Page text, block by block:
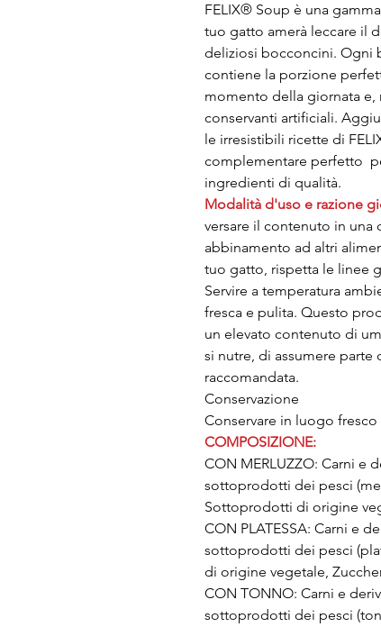
FELIX® Soup è una
tuo gatto amerà leccare il
deliziosi bocconcini. Ogni
contiene la porzione
momento della giornata
conservanti artificiali.
le irresistibili ricette di
complementare perfetto
ingredienti di qualità.
Modalità d'uso e razione
versare il contenuto in una
abbinamento ad altri
tuo gatto, rispetta le linee
Servire a temperatura
fresca e pulita. Questo
un elevato contenuto di
si nutre, di assumere
raccomandata.
Conservazione
Conservare in luogo fresco
COMPOSIZIONE:
CON MERLUZZO: Carni e
sottoprodotti dei pesci
Sottoprodotti di origine
CON PLATESSA: Carni e
sottoprodotti dei pesci
di origine vegetale,
CON TONNO: Carni e
sottoprodotti dei pesci